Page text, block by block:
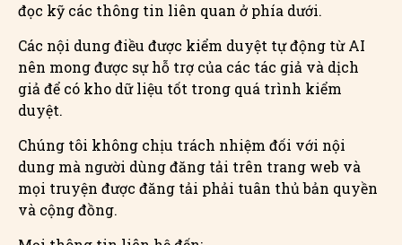
đọc kỹ các thông tin liên quan ở phía dưới.
Các nội dung điều được kiểm duyệt tự động từ AI
nên mong được sự hỗ trợ của các tác giả và dịch
giả để có kho dữ liệu tốt trong quá trình kiểm
duyệt.
Chúng tôi không chịu trách nhiệm đối với nội
dung mà người dùng đăng tải trên trang web và
mọi truyện được đăng tải phải tuân thủ bản quyền
và cộng đồng.